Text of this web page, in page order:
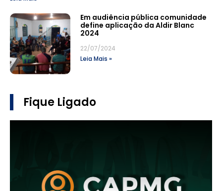
Em audiência pública comunidade
define aplicação da Aldir Blanc
2024
22/07/2024
Leia Mais »
Fique Ligado